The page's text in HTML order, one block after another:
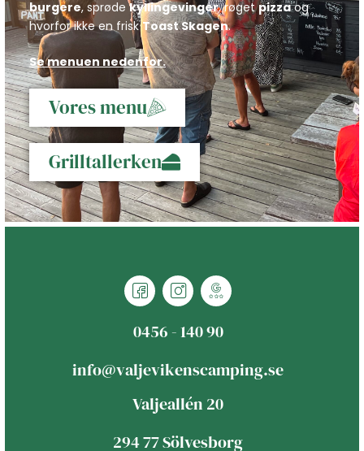
burgere, sprødekyllingevinger, røgetpizzaog
hvorfor ikke en friskToast Skagen.
Se menuen nedenfor.
Vores menu
Grilltallerken
0456 - 140 90
info@valjevikenscamping.se
Valjeallén 20
294 77 Sölvesborg